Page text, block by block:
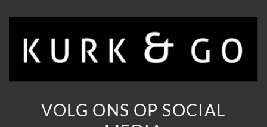
VOLG ONS OP SOCIAL